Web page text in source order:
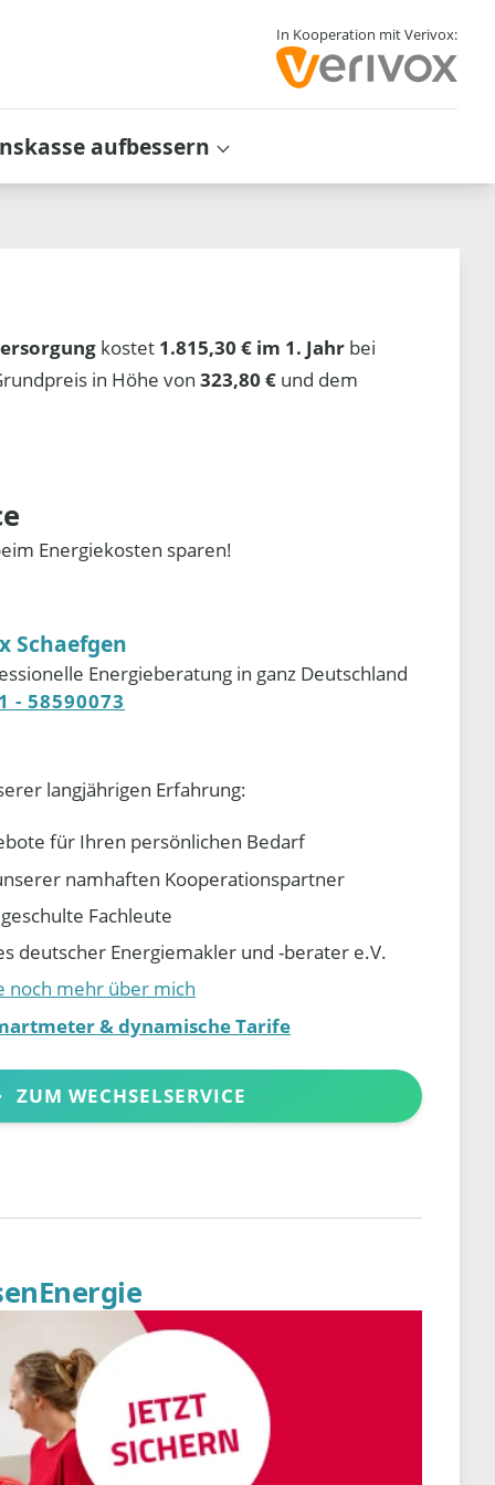
In Kooperation mit Verivox:
aufbessern
kostet 1.815,30 € im 1. Jahr bei
in Höhe von323,80 € und dem
Energiekosten sparen!
Schaefgen
Energieberatung in ganz Deutschland
- 58590073
langjährigen Erfahrung:
für Ihren persönlichen Bedarf
namhaften Kooperationspartner
Fachleute
deutscher Energiemakler und -berater e.V.
noch mehr über mich
& dynamische Tarife
ZUM WECHSELSERVICE